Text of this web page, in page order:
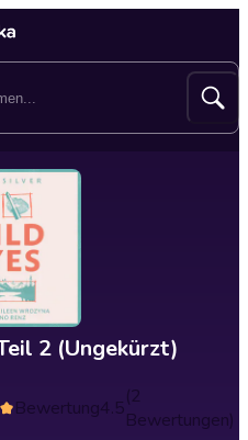
2 (Ungekürzt)
Bewertung4.5(2
Bewertungen)